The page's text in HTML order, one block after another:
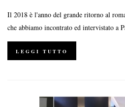
Il 2018 è l'anno del grande ritorno al
che abbiamo incontrato ed intervistato a
LEGGI TUTTO